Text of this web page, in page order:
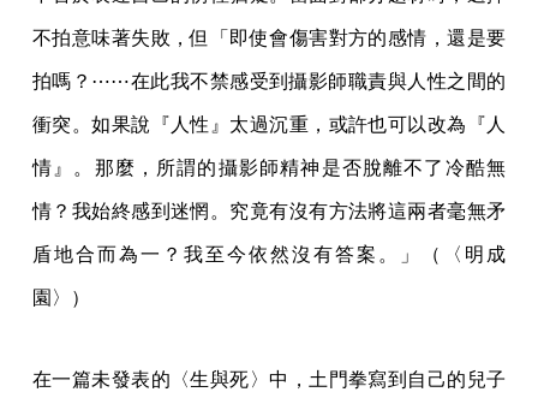
不拍意味著失敗，但「即使會傷害對方的感情，還是要
拍嗎？⋯⋯在此我不禁感受到攝影師職責與人性之間的
衝突。如果說『人性』太過沉重，或許也可以改為『人
情』。那麼，所謂的攝影師精神是否脫離不了冷酷無
情？我始終感到迷惘。究竟有沒有方法將這兩者毫無矛
盾地合而為一？我至今依然沒有答案。」（〈明成
園〉）
在一篇未發表的〈生與死〉中，土門拳寫到自己的兒子